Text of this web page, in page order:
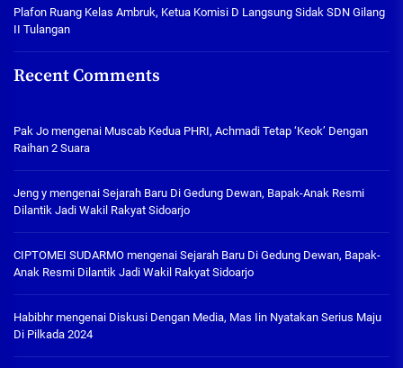
Plafon Ruang Kelas Ambruk, Ketua Komisi D Langsung Sidak SDN Gilang
II Tulangan
Recent Comments
Pak Jo mengenai Muscab Kedua PHRI, Achmadi Tetap ‘Keok’ Dengan
Raihan 2 Suara
Jeng y mengenai Sejarah Baru Di Gedung Dewan, Bapak-Anak Resmi
Dilantik Jadi Wakil Rakyat Sidoarjo
CIPTOMEI SUDARMO mengenai Sejarah Baru Di Gedung Dewan, Bapak-
Anak Resmi Dilantik Jadi Wakil Rakyat Sidoarjo
Habibhrmengenai Diskusi Dengan Media, Mas Iin Nyatakan Serius Maju
Di Pilkada 2024